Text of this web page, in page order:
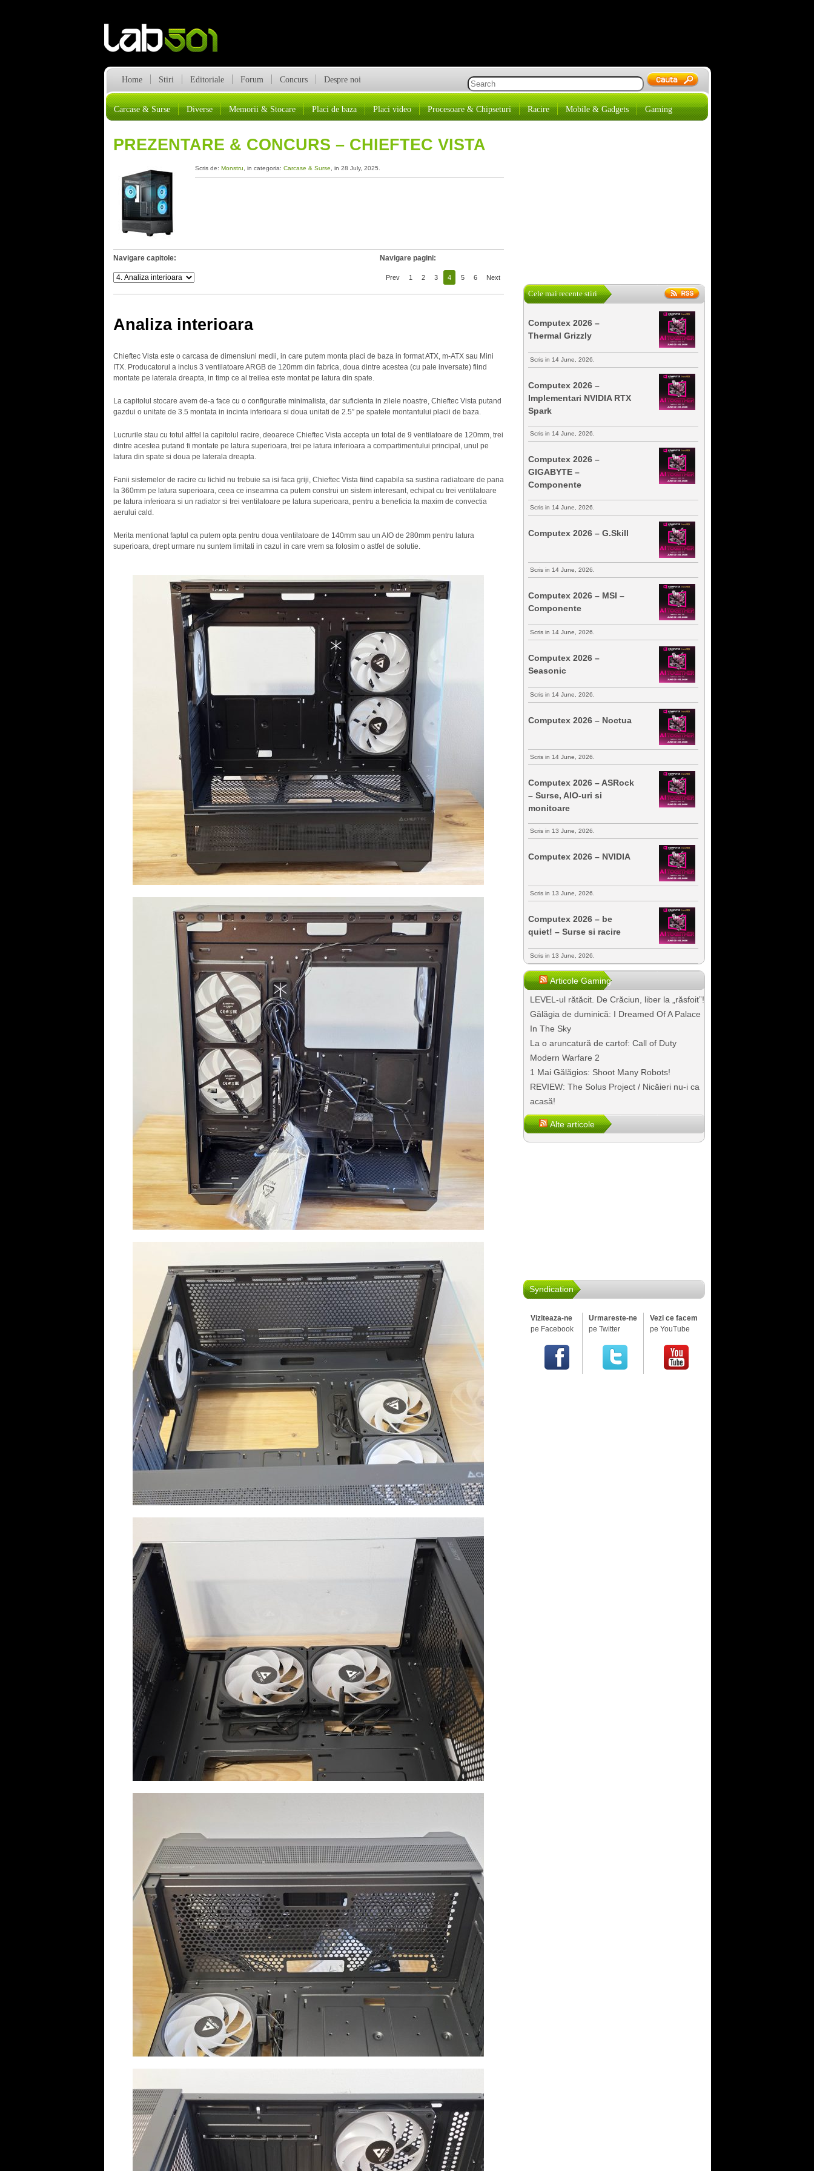
Home Stiri Editoriale Forum Concurs Despre noi
Carcase & Surse Diverse Memorii & Stocare Placi de baza Placi video Procesoare & Chipseturi Racire Mobile & Gadgets Gaming
PREZENTARE & CONCURS – CHIEFTEC VISTA
Scris de: Monstru , in categoria: Carcase & Surse , in 28 July, 2025.
Navigare capitole: Navigare pagini:
Prev 1 2 3 4 5 6 Next
Analiza interioara
Chieftec Vista este o carcasa de dimensiuni medii, in care putem monta placi de baza in format ATX, m-ATX sau Mini
ITX. Producatorul a inclus 3 ventilatoare ARGB de 120mm din fabrica, doua dintre acestea (cu pale inversate) fiind
montate pe laterala dreapta, in timp ce al treilea este montat pe latura din spate.
La capitolul stocare avem de-a face cu o configuratie minimalista, dar suficienta in zilele noastre, Chieftec Vista putand
gazdui o unitate de 3.5 montata in incinta inferioara si doua unitati de 2.5″ pe spatele montantului placii de baza.
Lucrurile stau cu totul altfel la capitolul racire, deoarece Chieftec Vista accepta un total de 9 ventilatoare de 120mm, trei
dintre acestea putand fi montate pe latura superioara, trei pe latura inferioara a compartimentului principal, unul pe
latura din spate si doua pe laterala dreapta.
Fanii sistemelor de racire cu lichid nu trebuie sa isi faca griji, Chieftec Vista fiind capabila sa sustina radiatoare de pana
la 360mm pe latura superioara, ceea ce inseamna ca putem construi un sistem interesant, echipat cu trei ventilatoare
pe latura inferioara si un radiator si trei ventilatoare pe latura superioara, pentru a beneficia la maxim de convectia
aerului cald.
Merita mentionat faptul ca putem opta pentru doua ventilatoare de 140mm sau un AIO de 280mm pentru latura
superioara, drept urmare nu suntem limitati in cazul in care vrem sa folosim o astfel de solutie.
Cele mai recente stiri
Computex 2026 –
Thermal Grizzly
Scris in 14 June, 2026.
Computex 2026 –
Implementari NVIDIA RTX
Spark
Scris in 14 June, 2026.
Computex 2026 –
GIGABYTE –
Componente
Scris in 14 June, 2026.
Computex 2026 – G.Skill
Scris in 14 June, 2026.
Computex 2026 – MSI –
Componente
Scris in 14 June, 2026.
Computex 2026 –
Seasonic
Scris in 14 June, 2026.
Computex 2026 – Noctua
Scris in 14 June, 2026.
Computex 2026 – ASRock
– Surse, AIO-uri si
monitoare
Scris in 13 June, 2026.
Computex 2026 – NVIDIA
Scris in 13 June, 2026.
Computex 2026 – be
quiet! – Surse si racire
Scris in 13 June, 2026.
Articole Gaming
LEVEL-ul rătăcit. De Crăciun, liber la „răsfoit”!
Gălăgia de duminică: I Dreamed Of A Palace
In The Sky
La o aruncatură de cartof: Call of Duty
Modern Warfare 2
1 Mai Gălăgios: Shoot Many Robots!
REVIEW: The Solus Project / Nicăieri nu-i ca
acasă!
Alte articole
Syndication
Viziteaza-ne
pe Facebook
Urmareste-ne
pe Twitter
Vezi ce facem
pe YouTube